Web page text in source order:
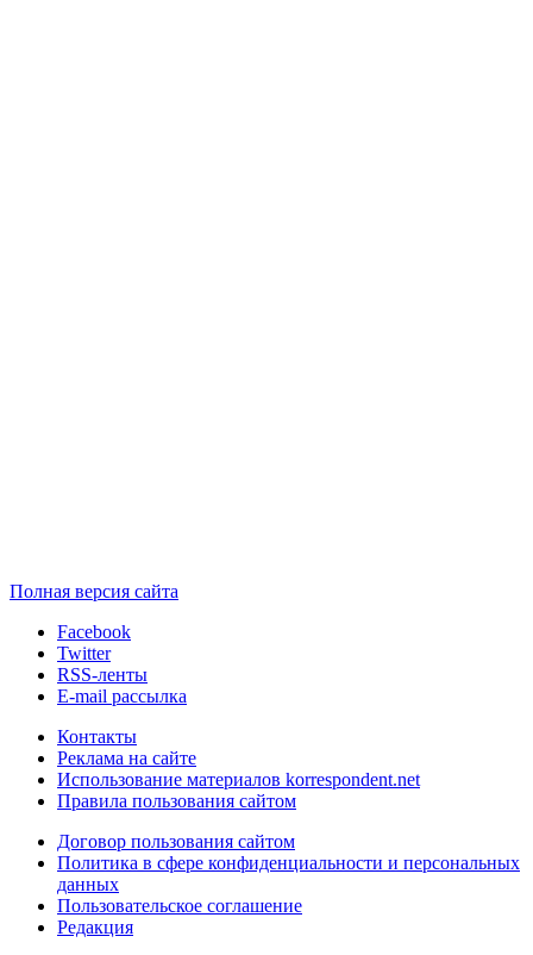
Полная версия сайта
Facebook
Twitter
RSS-ленты
E-mail рассылка
Контакты
Реклама на сайте
Использование материалов korrespondent.net
Правила пользования сайтом
Договор пользования сайтом
Политика в сфере конфиденциальности и персональных
данных
Пользовательское соглашение
Редакция